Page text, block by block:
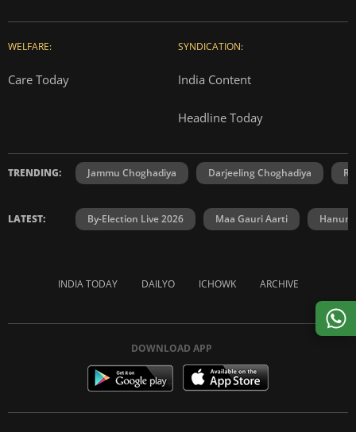
WELFARE:
Care Today
SYNDICATION:
India Content
Headline Today
TRENDING: Jammu Choghadiya Darjeeling Choghadiya
LATEST: By-Election Live 2026 Maa Gauri Aarti
INDIA TODAY DAILYO ICHOWK ARCHIVE
DOWNLOAD APP